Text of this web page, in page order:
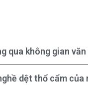
qua không gian
dệt thổ cẩm